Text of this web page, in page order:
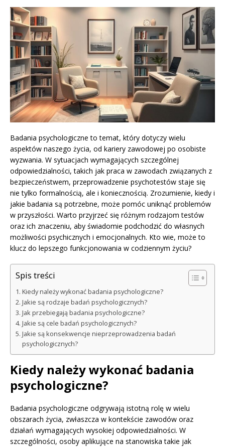
Badania psychologiczne to temat, który dotyczy wielu
aspektów naszego życia, od kariery zawodowej po osobiste
wyzwania. W sytuacjach wymagających szczególnej
odpowiedzialności, takich jak praca w zawodach związanych z
bezpieczeństwem, przeprowadzenie psychotestów staje się
nie tylko formalnością, ale i koniecznością. Zrozumienie, kiedy i
jakie badania są potrzebne, może pomóc uniknąć problemów
w przyszłości. Warto przyjrzeć się różnym rodzajom testów
oraz ich znaczeniu, aby świadomie podchodzić do własnych
możliwości psychicznych i emocjonalnych. Kto wie, może to
klucz do lepszego funkcjonowania w codziennym życiu?
Spis treści
Kiedy należy wykonać badania psychologiczne?
Jakie są rodzaje badań psychologicznych?
Jak przebiegają badania psychologiczne?
Jakie są cele badań psychologicznych?
Jakie są konsekwencje nieprzeprowadzenia badań
psychologicznych?
Kiedy należy wykonać badania
psychologiczne?
Badania psychologiczne odgrywają istotną rolę w wielu
obszarach życia, zwłaszcza w kontekście zawodów oraz
działań wymagających wysokiej odpowiedzialności. W
szczególności, osoby aplikujące na stanowiska takie jak